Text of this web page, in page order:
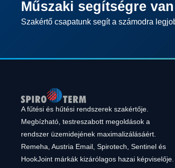
Műszaki segítségre
Szakértő csapatunk segít a számodra
A fűtési és hűtési rendszerek szakértője.
Megbízható, testreszabott megoldások a
rendszer üzemidejének maximalizálásáért.
Remeha, Austria Email, Spirotech, Sentinel és
HookJoint márkák kizárólagos hazai képviselője.